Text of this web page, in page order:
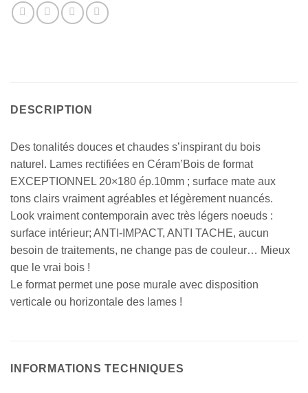
DESCRIPTION
Des tonalités douces et chaudes s’inspirant du bois
naturel. Lames rectifiées en Céram’Bois de format
EXCEPTIONNEL 20×180 ép.10mm ; surface mate aux
tons clairs vraiment agréables et légèrement nuancés.
Look vraiment contemporain avec très légers noeuds :
surface intérieur; ANTI-IMPACT, ANTI TACHE, aucun
besoin de traitements, ne change pas de couleur… Mieux
que le vrai bois !
Le format permet une pose murale avec disposition
verticale ou horizontale des lames !
INFORMATIONS TECHNIQUES